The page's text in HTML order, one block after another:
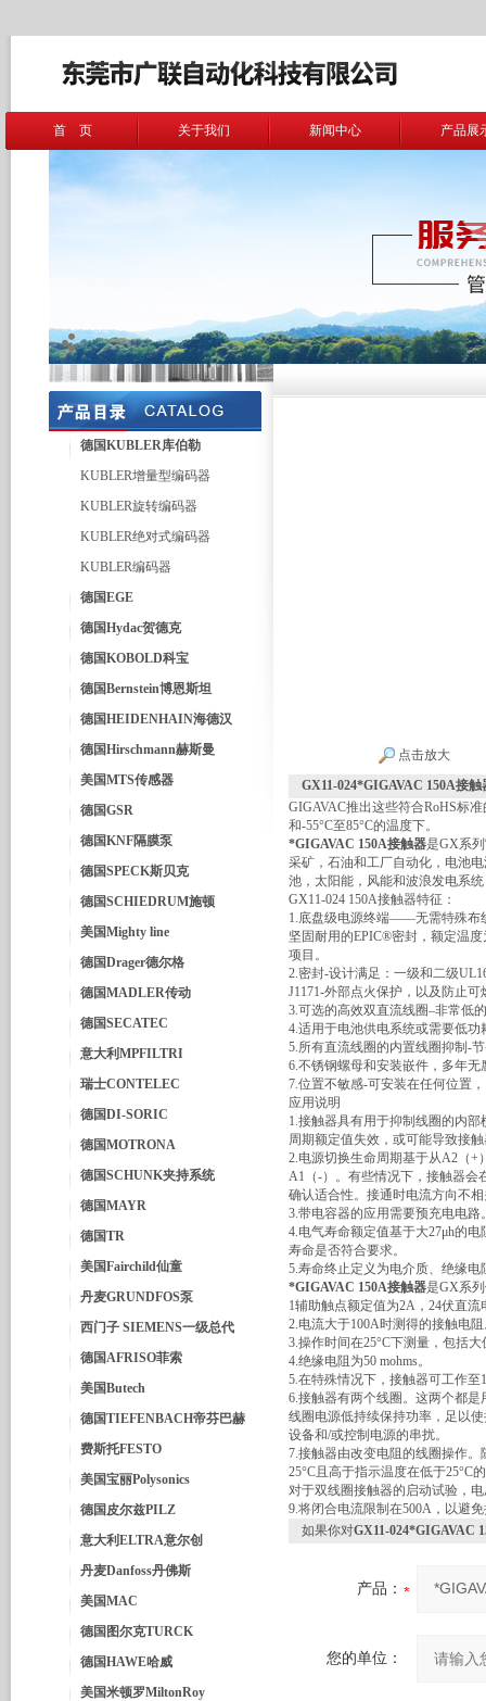
首 页 关于我们 新闻中心 产品展
德国KUBLER库伯勒
KUBLER增量型编码器
KUBLER旋转编码器
KUBLER绝对式编码器
KUBLER编码器
德国EGE
德国Hydac贺德克
德国KOBOLD科宝
德国Bernstein博恩斯坦
德国HEIDENHAIN海德汉
德国Hirschmann赫斯曼
美国MTS传感器
德国GSR
德国KNF隔膜泵
德国SPECK斯贝克
德国SCHIEDRUM施顿
美国Mighty line
德国Drager德尔格
德国MADLER传动
德国SECATEC
意大利MPFILTRI
瑞士CONTELEC
德国DI-SORIC
德国MOTRONA
德国SCHUNK夹持系统
德国MAYR
德国TR
美国Fairchild仙童
丹麦GRUNDFOS泵
西门子 SIEMENS一级总代
德国AFRISO菲索
美国Butech
德国TIEFENBACH帝芬巴赫
费斯托FESTO
美国宝丽Polysonics
德国皮尔兹PILZ
意大利ELTRA意尔创
丹麦Danfoss丹佛斯
美国MAC
德国图尔克TURCK
德国HAWE哈威
美国米顿罗MiltonRoy
点击放大
GX11-024*GIGAVAC 150A接触
GIGAVAC推出这些符合RoHS标
和-55°C至85°C的温度下。
*GIGAVAC 150A接触器是GX系
采矿，石油和工厂自动化，电池
池，太阳能，风能和波浪发电系
GX11-024 150A接触器特征：
1.底盘级电源终端——无需特殊布
坚固耐用的EPIC®密封，额定温
项目。
2.密封-设计满足：一级和二级
J1171-外部点火保护，以及防止
3.可选的高效双直流线圈–非常低
4.适用于电池供电系统或需要低功
5.所有直流线圈的内置线圈抑制-
6.不锈钢螺母和安装嵌件，多年无
7.位置不敏感-可安装在任何位置
应用说明
1.接触器具有用于抑制线圈的内
周期额定值失效，或可能导致接
2.电源切换生命周期基于从A2（
A1（-）。有些情况下，接触器会
确认适合性。接通时电流方向不
3.带电容器的应用需要预充电电路
4.电气寿命额定值基于大27μh的
寿命是否符合要求。
5.寿命终止定义为电介质、绝缘
*GIGAVAC 150A接触器是GX系
1辅助触点额定值为2A，24伏直
2.电流大于100A时测得的接触电
3.操作时间在25°C下测量，包括
4.绝缘电阻为50 mohms。
5.在特殊情况下，接触器可工作至
6.接触器有两个线圈。这两个都
线圈电源低持续保持功率，足以
设备和/或控制电源的串扰。
7.接触器由改变电阻的线圈操作
25°C且高于指示温度在低于25°C
对于双线圈接触器的启动试验，
9.将闭合电流限制在500A，以避
如果你对GX11-024*GIGAVAC
产品：
您的单位：